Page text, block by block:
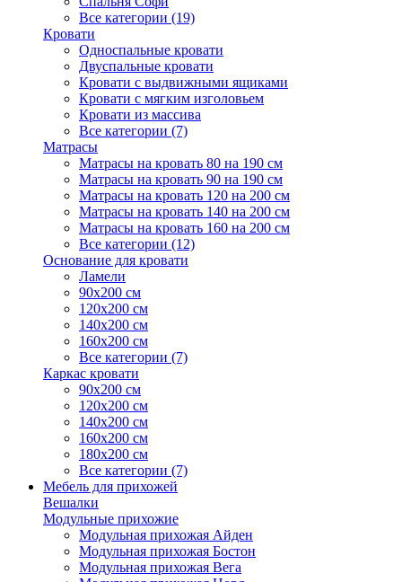
Все категории (19)
Кровати
Односпальные кровати
Двуспальные кровати
Кровати с выдвижными ящиками
Кровати с мягким изголовьем
Кровати из массива
Все категории (7)
Матрасы
Матрасы на кровать 80 на 190 см
Матрасы на кровать 90 на 190 см
Матрасы на кровать 120 на 200 см
Матрасы на кровать 140 на 200 см
Матрасы на кровать 160 на 200 см
Все категории (12)
Основание для кровати
Ламели
90х200 см
120х200 см
140х200 см
160х200 см
Все категории (7)
Каркас кровати
90х200 см
120х200 см
140х200 см
160х200 см
180х200 см
Все категории (7)
Мебель для прихожей
Вешалки
Модульные прихожие
Модульная прихожая Айден
Модульная прихожая Бостон
Модульная прихожая Вега